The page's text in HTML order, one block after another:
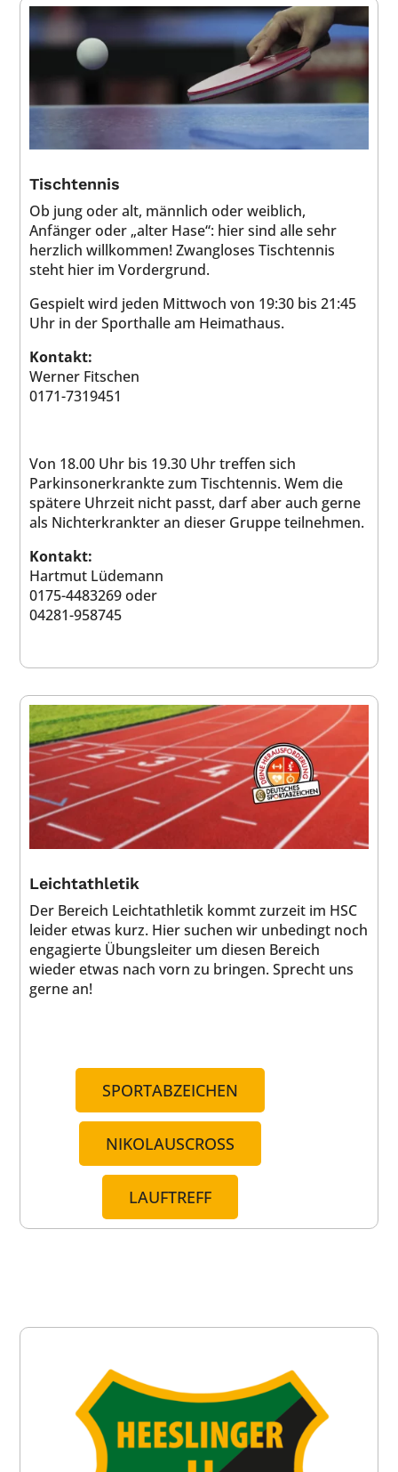
Tischtennis
Ob jung oder alt, männlich oder weiblich,
Anfänger oder „alter Hase“: hier sind alle sehr
herzlich willkommen! Zwangloses Tischtennis
steht hier im Vordergrund.
Gespielt wird jeden Mittwoch von 19:30 bis 21:45
Uhr in der Sporthalle am Heimathaus.
Kontakt:
Werner Fitschen
0171-7319451
Von 18.00 Uhr bis 19.30 Uhr treffen sich
Parkinsonerkrankte zum Tischtennis. Wem die
spätere Uhrzeit nicht passt, darf aber auch gerne
als Nichterkrankter an dieser Gruppe teilnehmen.
Kontakt:
Hartmut Lüdemann
0175-4483269 oder
04281-958745
Leichtathletik
Der Bereich Leichtathletik kommt zurzeit im HSC
leider etwas kurz. Hier suchen wir unbedingt noch
engagierte Übungsleiter um diesen Bereich
wieder etwas nach vorn zu bringen. Sprecht uns
gerne an!
SPORTABZEICHEN
NIKOLAUSCROSS
LAUFTREFF